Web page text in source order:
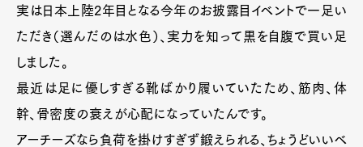
実は日本上陸2年目となる今年のお披露目イベントで一足い
ただき（選んだのは水色）、実力を知って黒を自腹で買い足
しました。
最近は足に優しすぎる靴ばかり履いていたため、筋肉、体
幹、骨密度の衰えが心配になっていたんです。
アーチーズなら負荷を掛けすぎず鍛えられる、ちょうどいいベ